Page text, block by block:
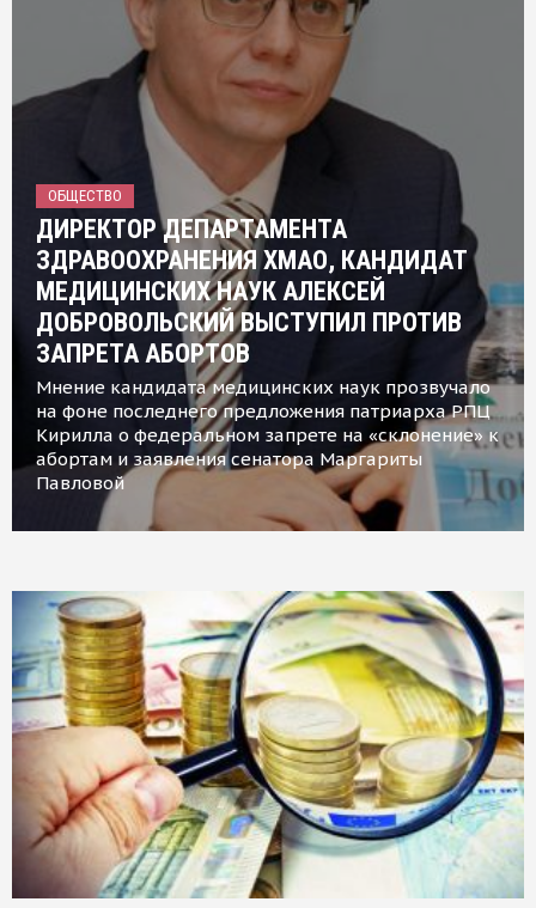
ОБЩЕСТВО
ДИРЕКТОР ДЕПАРТАМЕНТА
ЗДРАВООХРАНЕНИЯ ХМАО, КАНДИДАТ
МЕДИЦИНСКИХ НАУК АЛЕКСЕЙ
ДОБРОВОЛЬСКИЙ ВЫСТУПИЛ ПРОТИВ
ЗАПРЕТА АБОРТОВ
Мнение кандидата медицинских наук прозвучало
на фоне последнего предложения патриарха РПЦ
Кирилла о федеральном запрете на «склонение» к
абортам и заявления сенатора Маргариты
Павловой